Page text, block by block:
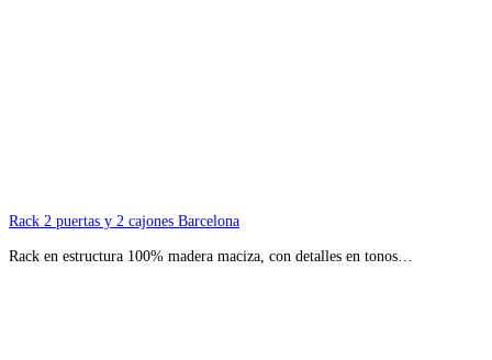
Rack 2 puertas y 2 cajones Barcelona
Rack en estructura 100% madera maciza, con detalles en tonos…